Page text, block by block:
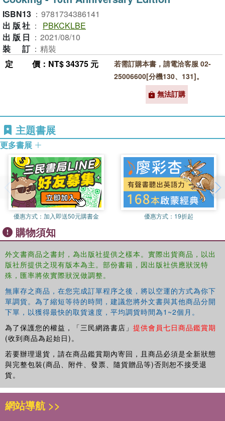
ISBN13 ： 9781734386141
出版社 ：
PBKCKLBE
出版日 ： 2021/08/10
裝訂 ： 精裝
定價 ：NT$ 34375 元
若需訂購本書，請電洽客服 02-
25006600[分機130、131]。
無法訂購
主題書展
更多書展
優惠方式： 加入即送50元購書金 優惠方式： 19折起
購物須知
外文書商品之書封，為出版社提供之樣本。實際出貨商品，以出
版社所提供之現有版本為主。部份書籍，因出版社供應狀況特
殊，匯率將依實際狀況做調整。
無庫存之商品，在您完成訂單程序之後，將以空運的方式為你下
單調貨。為了縮短等待的時間，建議您將外文書與其他商品分開
下單，以獲得最快的取貨速度，平均調貨時間為1~2個月。
為了保護您的權益，「三民網路書店」 提供會員七日商品鑑賞期
(收到商品為起始日)。
若要辦理退貨，請在商品鑑賞期內寄回，且商品必須是全新狀態
與完整包裝(商品、附件、發票、隨貨贈品等)否則恕不接受退
貨。
網站導航 >>